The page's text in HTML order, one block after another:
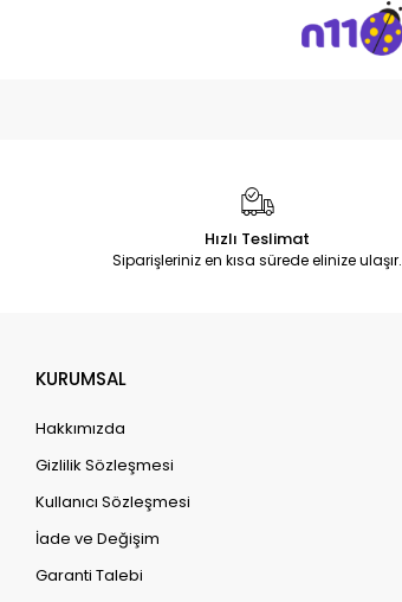
Hızlı Teslimat
Siparişleriniz en kısa sürede elinize ulaşır.
KURUMSAL
Hakkımızda
Gizlilik Sözleşmesi
Kullanıcı Sözleşmesi
İade ve Değişim
Garanti Talebi